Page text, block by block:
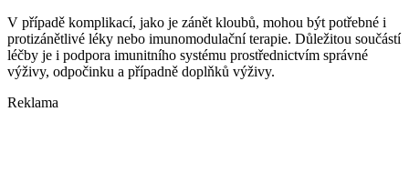
V případě komplikací, jako je zánět kloubů, mohou být potřebné i
protizánětlivé léky nebo imunomodulační terapie. Důležitou součástí
léčby je i podpora imunitního systému prostřednictvím správné
výživy, odpočinku a případně doplňků výživy.
Reklama